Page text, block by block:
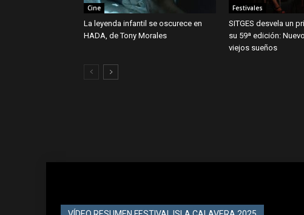
Cine
La leyenda infantil se oscurece en
HADA, de Tony Morales
Festivales
SITGES desvela un
su 59ª edición:
viejos sueños